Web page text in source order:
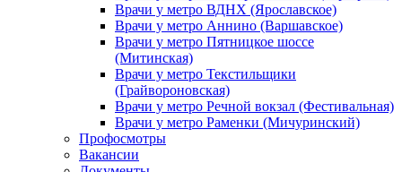
Врачи у метро ВДНХ (Ярославское)
Врачи у метро Аннино (Варшавское)
Врачи у метро Пятницкое шоссе
(Митинская)
Врачи у метро Текстильщики
(Грайвороновская)
Врачи у метро Речной вокзал (Фестивальная)
Врачи у метро Раменки (Мичуринский)
Профосмотры
Вакансии